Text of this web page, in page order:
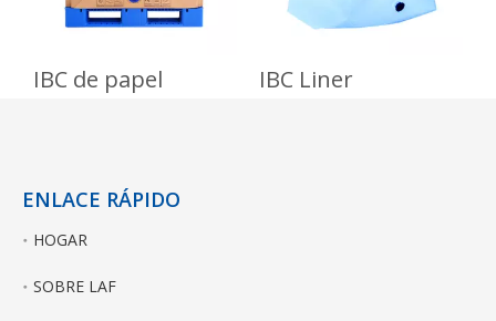
la solución.
IBC de papel IBC Liner
ENLACE RÁPIDO
HOGAR
SOBRE LAF